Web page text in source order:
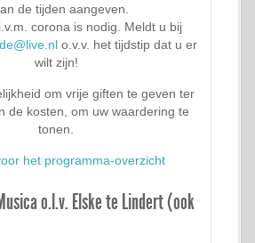
de tijden aangeven.
corona is nodig. Meldt u bij
o.v.v. het tijdstip dat u er
wilt zijn!
om vrije giften te geven ter
de kosten, om uw waardering te
tonen.
het programma-overzicht
o.l.v. Elske te Lindert (ook